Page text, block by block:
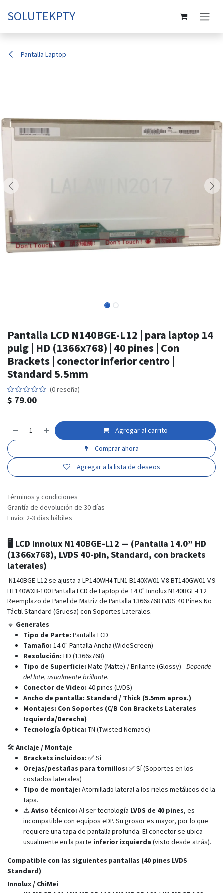
SOLUTEKPTY
Pantalla Laptop
Pantalla LCD N140BGE-L12 | para laptop 14
pulg | HD (1366x768) | 40 pines | Con
Brackets | conector inferior centro |
Standard 5.5mm
(0 reseña)
$ 79.00
Agregar al carrito
Comprar ahora
Agregar a la lista de deseos
Términos y condiciones
Grantía de devolución de 30 días
Envío: 2-3 días hábiles
🖥️ LCD Innolux N140BGE-L12 — (Pantalla 14.0” HD
(1366x768), LVDS 40-pin, Standard, con brackets
laterales)
N140BGE-L12 se ajusta a LP140WH4-TLN1 B140XW01 V.8 BT140GW01 V.9
HT140WXB-100 Pantalla LCD de Laptop de 14.0" Innolux N140BGE-L12
Reemplazo de Panel de Matriz de Pantalla 1366x768 LVDS 40 Pines No
Táctil Standard (Gruesa) con Soportes Laterales.
🔹 Generales
Tipo de Parte: Pantalla LCD
Tamaño: 14.0" Pantalla Ancha (WideScreen)
Resolución: HD (1366x768)
Tipo de Superficie: Mate (Matte) / Brillante (Glossy) -Depende
del lote, usualmente brillante.
Conector de Video: 40 pines (LVDS)
Ancho de pantalla: Standard / Thick (5.5mm aprox.)
Montajes: Con Soportes (C/B Con Brackets Laterales
Izquierda/Derecha)
Tecnología Óptica: TN (Twisted Nematic)
🛠️ Anclaje / Montaje
Brackets incluidos: ✅ Sí
Orejas/pestañas para tornillos: ✅ Sí (Soportes en los
costados laterales)
Tipo de montaje: Atornillado lateral a los rieles metálicos de la
tapa.
⚠️ Aviso técnico: Al ser tecnología LVDS de 40 pines, es
incompatible con equipos eDP. Su grosor es mayor, por lo que
requiere una tapa de pantalla profunda. El conector se ubica
usualmente en la parte inferior izquierda (visto desde atrás).
Compatible con las siguientes pantallas (40 pines LVDS
Standard)
Innolux / ChiMei